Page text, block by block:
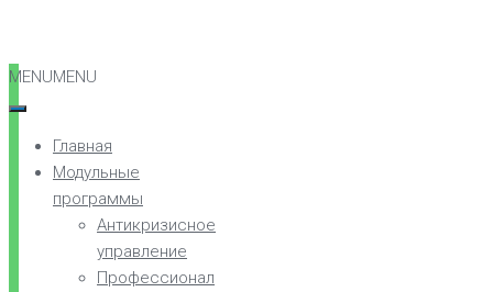
MENUMENU
Главная
Модульные
программы
Антикризисное
управление
Профессионал